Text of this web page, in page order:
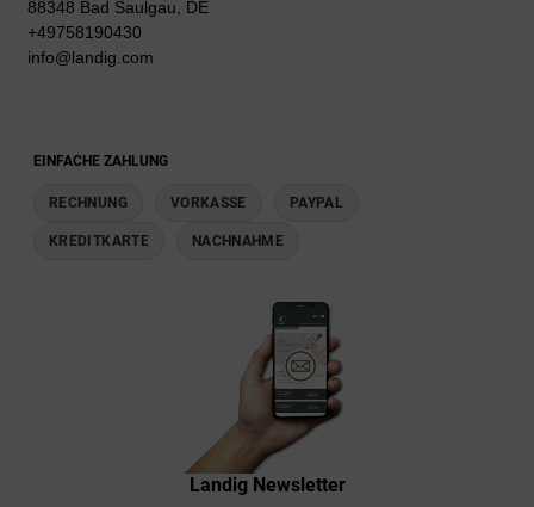
88348 Bad Saulgau, DE
+49758190430
info@landig.com
EINFACHE ZAHLUNG
RECHNUNG VORKASSE PAYPAL
KREDITKARTE NACHNAHME
Landig Newsletter